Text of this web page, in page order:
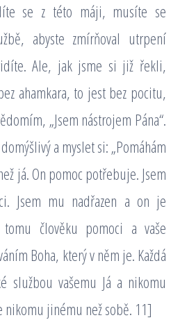
se z této máji, musíte se
abyste zmírňoval utrpení
Ale, jak jsme si již řekli,
ahamkara, to jest bez pocitu,
„Jsem nástrojem Pána“.
a myslet si: „Pomáhám
já. On pomoc potřebuje. Jsem
Jsem mu nadřazen a on je
tomu člověku pomoci a vaše
Boha, který v něm je. Každá
službou vašemu Já a nikomu
jinému než sobě. 11]